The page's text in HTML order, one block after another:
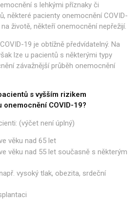
s lehkými příznaky či
některé pacienty onemocněníCOVID-
životě, někteří onemocnění nepřežijí.
COVID-19 je obtížně předvídatelný. Na
lze u pacientů s některými typy
závažnější průběh onemocnění
s vyšším rizikem
onemocnění COVID-19?
(výčet není úplný)
věku nad 65 let
věku nad 55 let současně s některým
vysoký tlak, obezita, srdeční